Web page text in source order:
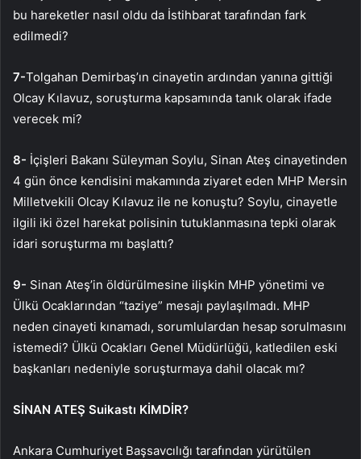
bu hareketler nasıl oldu da İstihbarat tarafından fark
edilmedi?
7-Tolgahan Demirbaş’ın cinayetin ardından yanına gittiği
Olcay Kılavuz, soruşturma kapsamında tanık olarak ifade
verecek mi?
8- İçişleri Bakanı Süleyman Soylu, Sinan Ateş cinayetinden
4 gün önce kendisini makamında ziyaret eden MHP Mersin
Milletvekili Olcay Kılavuz ile ne konuştu? Soylu, cinayetle
ilgili iki özel harekat polisinin tutuklanmasına tepki olarak
idari soruşturma mı başlattı?
9- Sinan Ateş’in öldürülmesine ilişkin MHP yönetimi ve
Ülkü Ocaklarından “taziye” mesajı paylaşılmadı. MHP
neden cinayeti kınamadı, sorumlulardan hesap sorulmasını
istemedi? Ülkü Ocakları Genel Müdürlüğü, katledilen eski
başkanları nedeniyle soruşturmaya dahil olacak mı?
SİNAN ATEŞ Suikastı KİMDİR?
Ankara Cumhuriyet Başsavcılığı tarafından yürütülen